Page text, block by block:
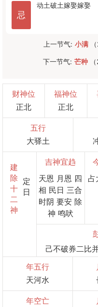
忌
动土破土嫁娶嫁娶
上一节气: 小满
下一节气: 芒种
财神位
正北
福神位
正北
五行
大驿土
建
除
十
二
神
定
日
吉神宜趋
天恩 月恩 四
相 民日 三合
时阴 要安 除
神 鸣吠
占
年五行
天河水
年空亡